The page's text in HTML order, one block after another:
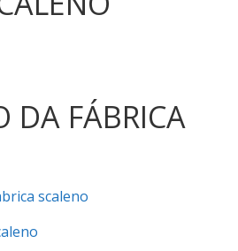
DA FÁBRICA
scaleno